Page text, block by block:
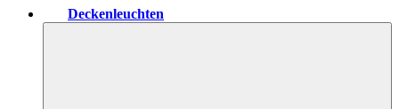
Deckenleuchten